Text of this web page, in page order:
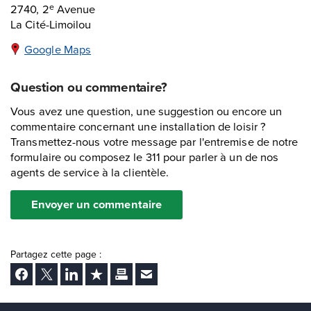
2740, 2eAvenue
La Cité-Limoilou
Google Maps
Question ou commentaire?
Vous avez une question, une suggestion ou encore un
commentaire concernant une installation de loisir ?
Transmettez-nous votre message par l'entremise de notre
formulaire ou composez le 311 pour parler à un de nos
agents de service à la clientèle.
Envoyer un commentaire
Partagez cette page :
Facebook
Twitter LinkedInAjouter aux favoris
ImprimerEnvoyer Ã un ami